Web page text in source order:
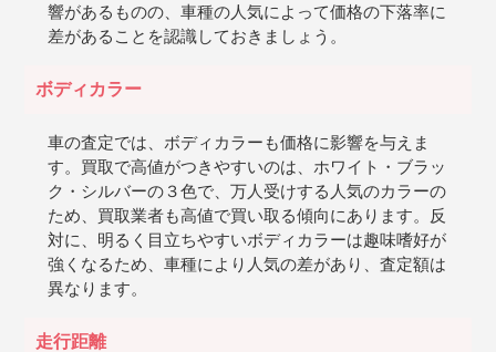
響があるものの、車種の人気によって価格の下落率に
差があることを認識しておきましょう。
ボディカラー
車の査定では、ボディカラーも価格に影響を与えま
す。買取で高値がつきやすいのは、ホワイト・ブラッ
ク・シルバーの３色で、万人受けする人気のカラーの
ため、買取業者も高値で買い取る傾向にあります。反
対に、明るく目立ちやすいボディカラーは趣味嗜好が
強くなるため、車種により人気の差があり、査定額は
異なります。
走行距離